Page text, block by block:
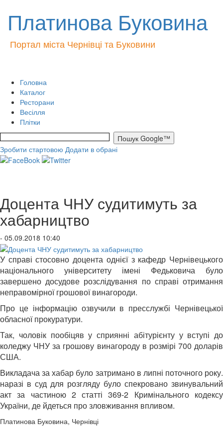
Платинова Буковина
Портал міста Чернівці та Буковини
Головна
Каталог
Ресторани
Весілля
Плітки
Зробити стартовою Додати в обрані
Доцента ЧНУ судитимуть за
хабарництво
- 05.09.2018 10:40
У справі стосовно доцента однієї з кафедр Чернівецького
національного університету імені Федьковича було
завершено досудове розслідування по справі отримання
неправомірної грошової винагороди.
Про це інформацію озвучили в пресслужбі Чернівецької
обласної прокуратури.
Так, чоловік пообіцяв у сприянні абітурієнту у вступі до
коледжу ЧНУ за грошову винагороду в розмірі 700 доларів
США.
Викладача за хабар було затримано в липні поточного року.
наразі в суд для розгляду було спекровано звинувальний
акт за частиною 2 статті 369-2 Кримінального кодексу
України, де йдеться про зловживання впливом.
Платинова Буковина, Чернівці